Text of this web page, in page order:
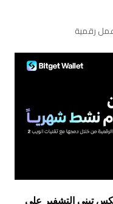
رقمية
تبني التشفير على